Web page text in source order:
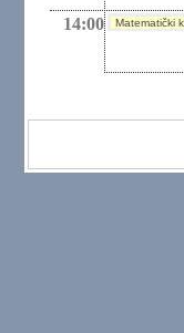
14:00 Matematički